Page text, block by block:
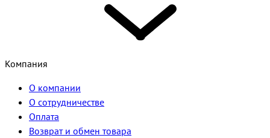
Компания
О компании
О сотрудничестве
Оплата
Возврат и обмен товара